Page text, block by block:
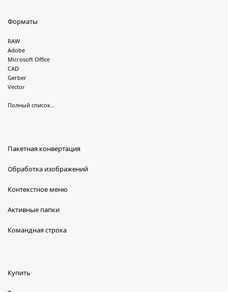
Форматы
RAW
Adobe
Microsoft Office
CAD
Gerber
Vector
Полный список...
Пакетная конвертация
Обработка изображений
Контекстное меню
Активные папки
Командная строка
Купить